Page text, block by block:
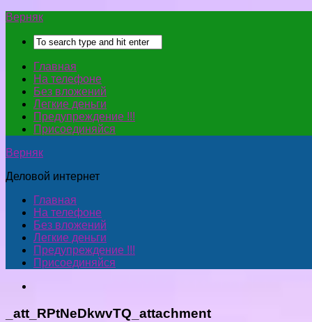
Верняк
Главная
На телефоне
Без вложений
Легкие деньги
Предупреждение !!!
Присоединяйся
Верняк
Деловой интернет
Главная
На телефоне
Без вложений
Легкие деньги
Предупреждение !!!
Присоединяйся
_att_RPtNeDkwvTQ_attachment